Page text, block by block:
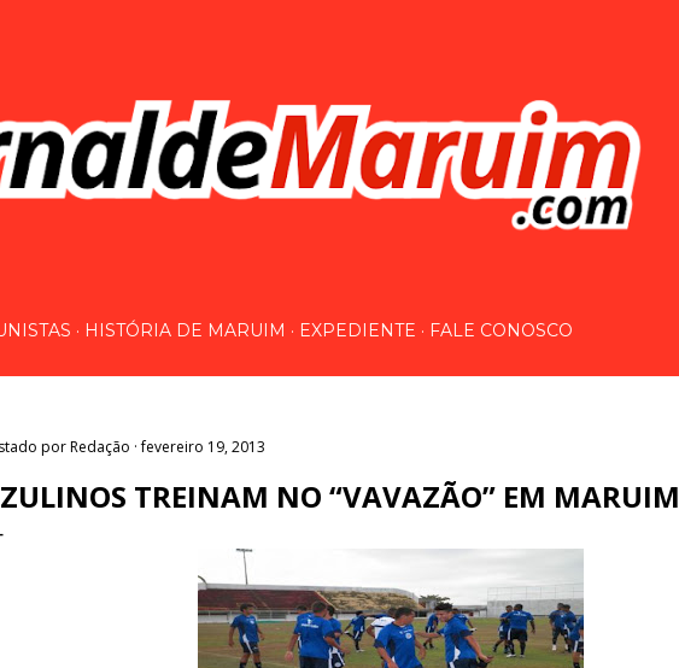
HISTÓRIA DE MARUIM EXPEDIENTE FALE CONOSCO
porRedação fevereiro 19, 2013
TREINAM NO “VAVAZÃO” EM MARUIM